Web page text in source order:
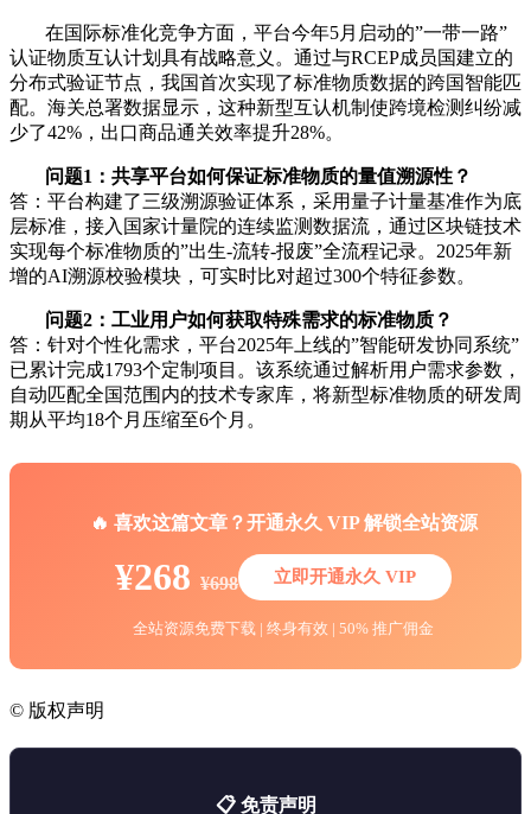
在国际标准化竞争方面，平台今年5月启动的”一带一路”
认证物质互认计划具有战略意义。通过与RCEP成员国建立的
分布式验证节点，我国首次实现了标准物质数据的跨国智能匹
配。海关总署数据显示，这种新型互认机制使跨境检测纠纷减
少了42%，出口商品通关效率提升28%。
问题1：共享平台如何保证标准物质的量值溯源性？
答：平台构建了三级溯源验证体系，采用量子计量基准作为底
层标准，接入国家计量院的连续监测数据流，通过区块链技术
实现每个标准物质的”出生-流转-报废”全流程记录。2025年新
增的AI溯源校验模块，可实时比对超过300个特征参数。
问题2：工业用户如何获取特殊需求的标准物质？
答：针对个性化需求，平台2025年上线的”智能研发协同系统”
已累计完成1793个定制项目。该系统通过解析用户需求参数，
自动匹配全国范围内的技术专家库，将新型标准物质的研发周
期从平均18个月压缩至6个月。
🔥 喜欢这篇文章？开通永久 VIP 解锁全站资源
¥268 ¥698 立即开通永久 VIP
全站资源免费下载 | 终身有效 | 50% 推广佣金
© 版权声明
📋 免责声明